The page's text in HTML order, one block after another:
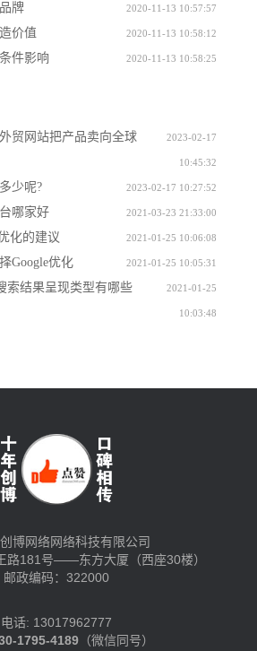
牌 2020-11-13 10:57:57
价值 2020-11-13 10:58:12
件影响 2020-11-13 10:58:25
贸网站把产品卖向全球 2023-02-17
10:45:32
少呢? 2023-02-17 10:27:52
哪家好 2021-03-23 21:33:00
化的建议 2021-01-25 10:06:08
Google优化 2021-01-25 10:05:31
索结果呈现类型有哪些 2021-01-25
10:03:48
博网络网络科技有限公司
路181号——东方大厦（西座30楼）
邮政编码：322000
电话: 13017962777
1795-4189 （微信同号）